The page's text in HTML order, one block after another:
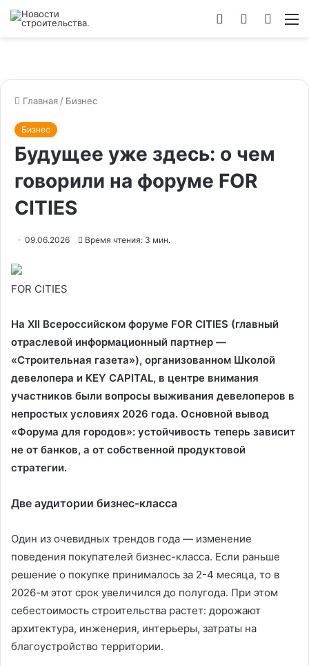
Switch
Войти
Главная / Бизнес
Бизнес
Будущее уже здесь: о чем
говорили на форуме FOR
CITIES
09.06.2026 Время чтения: 3 мин.
FOR CITIES
На XII Всероссийском форуме FOR CITIES (главный
отраслевой информационный партнер —
«Строительная газета»), организованном Школой
девелопера и KEY CAPITAL, в центре внимания
участников были вопросы выживания девелоперов в
непростых условиях 2026 года. Основной вывод
«Форума для городов»: устойчивость теперь зависит
не от банков, а от собственной продуктовой
стратегии.
Две аудитории бизнес‑класса
Один из очевидных трендов года — изменение
поведения покупателей бизнес-класса. Если раньше
решение о покупке принималось за 2-4 месяца, то в
2026-м этот срок увеличился до полугода. При этом
себестоимость строительства растет: дорожают
архитектура, инженерия, интерьеры, затраты на
благоустройство территории.